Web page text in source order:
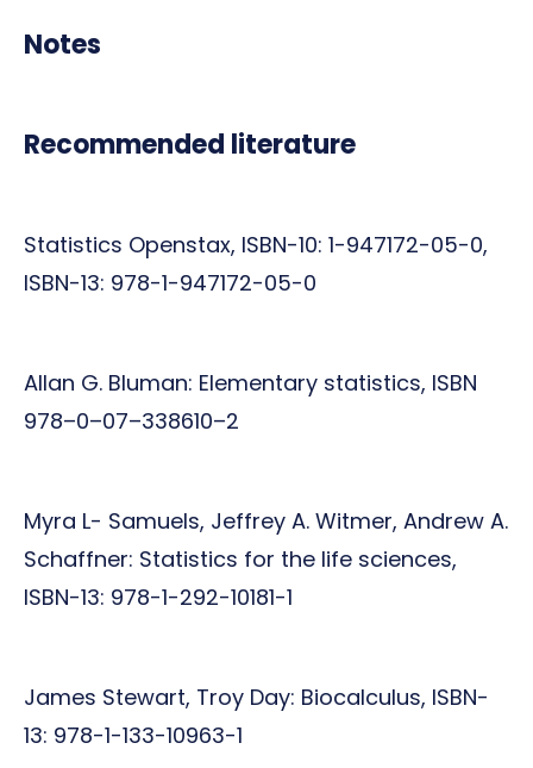
Notes
Recommended literature
Statistics Openstax, ISBN-10: 1-947172-05-0,
ISBN-13: 978-1-947172-05-0
Allan G. Bluman: Elementary statistics, ISBN
978–0–07–338610–2
Myra L- Samuels, Jeffrey A. Witmer, Andrew A.
Schaffner: Statistics for the life sciences,
ISBN-13: 978-1-292-10181-1
James Stewart, Troy Day: Biocalculus, ISBN-
13: 978-1-133-10963-1